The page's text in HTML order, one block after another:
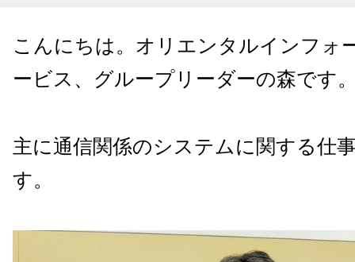
こんにちは。オリエンタルインフォ
ービス、グループリーダーの森です
主に通信関係のシステムに関する仕
す。